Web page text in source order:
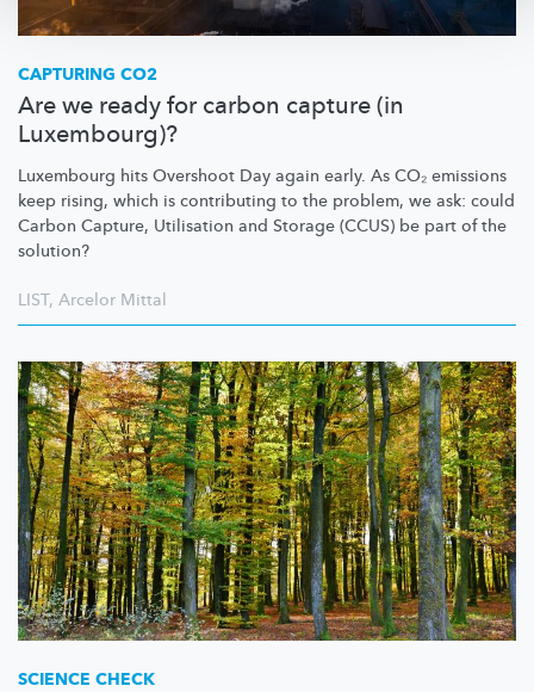
CAPTURING CO2
Are we ready for carbon capture (in
Luxembourg)?
Luxembourg hits Overshoot Day again early. As CO₂ emissions
keep rising, which is contributing to the problem, we ask: could
Carbon Capture, Utilisation and Storage (CCUS) be part of the
solution?
LIST, Arcelor Mittal
SCIENCE CHECK